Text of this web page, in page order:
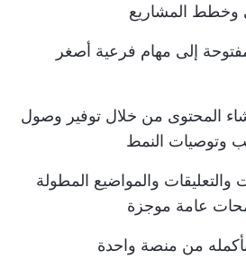
وخطط المشاريع
إلى مهام فرعية أصغر
المحتوى من خلال توفير وصول
وتوصيات النمط
والتعليقات والمواضيع المطولة
عامة موجزة
من منصة واحدة